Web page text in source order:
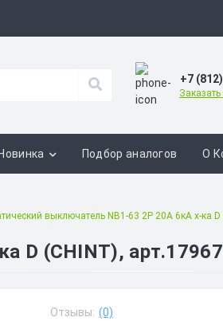
+7
Новинка Подбор аналогов О
выключатель NB1-63 2P 20A 6кА х-ка
D (CHINT),
Отзывы: (0)